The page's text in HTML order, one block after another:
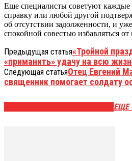
Еще специалисты советуют каждые
справку или любой другой
об отсутствии задолженности, и
спокойной совестью избавляться
Предыдущая статья«Тройной
«приманить» удачу на всю
Следующая статьяОтец Евгений
священник помогает солдату
ЕЩЕ